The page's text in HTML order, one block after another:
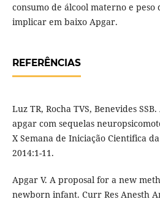
consumo de álcool materno e peso
implicar em baixo Apgar.
REFERÊNCIAS
Luz TR, Rocha TVS, Benevides
apgar com sequelas
X Semana de Iniciação Cientifica da
2014:1-11.
Apgar V. A proposal for a new
newborn infant. Curr Res Anesth